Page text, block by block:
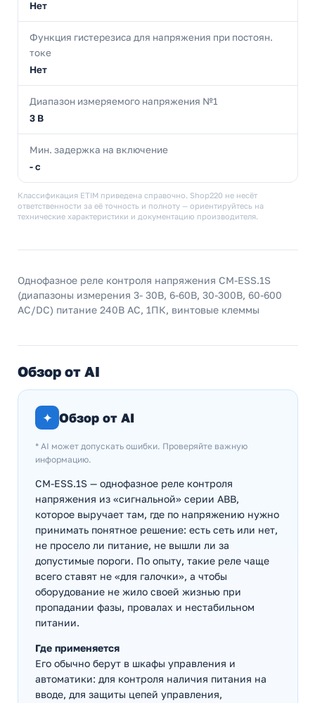
Нет
Функция гистерезиса для напряжения при постоян.
токе
Нет
Диапазон измеряемого напряжения №1
3 В
Мин. задержка на включение
- с
Классификация ETIM приведена справочно. Shop220 не несёт
ответственности за её точность и полноту — ориентируйтесь на
технические характеристики и документацию производителя.
Однофазное реле контроля напряжения CM-ESS.1S
(диапазоны измерения 3- 30В, 6-60В, 30-300В, 60-600
AC/DC) питание 240В AC, 1ПК, винтовые клеммы
Обзор от AI
✦ Обзор от AI
* AI может допускать ошибки. Проверяйте важную
информацию.
CM-ESS.1S — однофазное реле контроля
напряжения из «сигнальной» серии ABB,
которое выручает там, где по напряжению нужно
принимать понятное решение: есть сеть или нет,
не просело ли питание, не вышли ли за
допустимые пороги. По опыту, такие реле чаще
всего ставят не «для галочки», а чтобы
оборудование не жило своей жизнью при
пропадании фазы, провалах и нестабильном
питании.
Где применяется
Его обычно берут в шкафы управления и
автоматики: для контроля наличия питания на
вводе, для защиты цепей управления,